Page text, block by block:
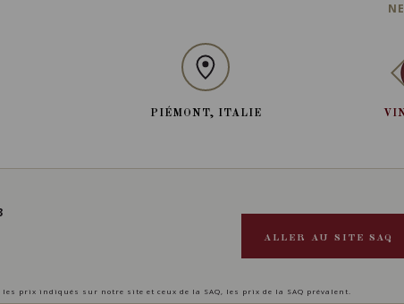
PIÉMONT, ITALIE
les prix indiqués sur notre site et ceux de la SAQ, les prix de la SAQ prévalent.
ALLER AU SITE SAQ